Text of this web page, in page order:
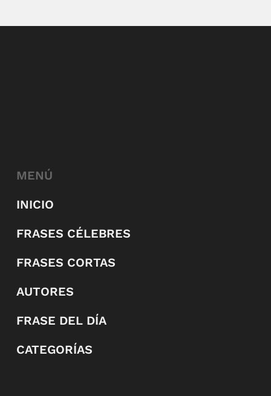
MENÚ
INICIO
FRASES CÉLEBRES
FRASES CORTAS
AUTORES
FRASE DEL DÍA
CATEGORÍAS